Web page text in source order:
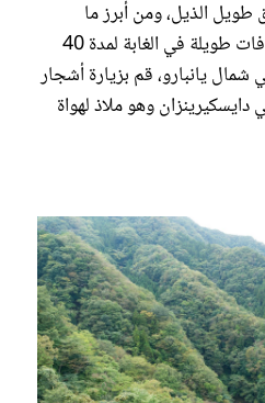
طويل الذيل، ومن أبرز ما
يميزها هو مسار المشي لمسافات طويلة في الغابة لمدة 40
يانبارو، قم بزيارة أشجار
دايسكيرينزان وهو ملاذ لهواة